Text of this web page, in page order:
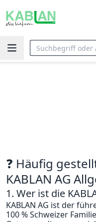
❓ Häufig
KABLAN AG
1. Wer ist die
KABLAN AG ist der
100 % Schweizer